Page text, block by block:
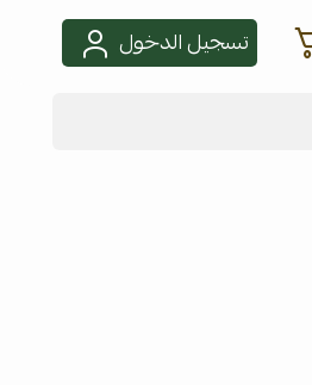
تسجيل الدخول